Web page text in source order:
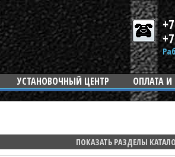
УСТАНОВОЧНЫЙ ЦЕНТР ОПЛАТА
ПОКАЗАТЬ РАЗДЕЛЫ